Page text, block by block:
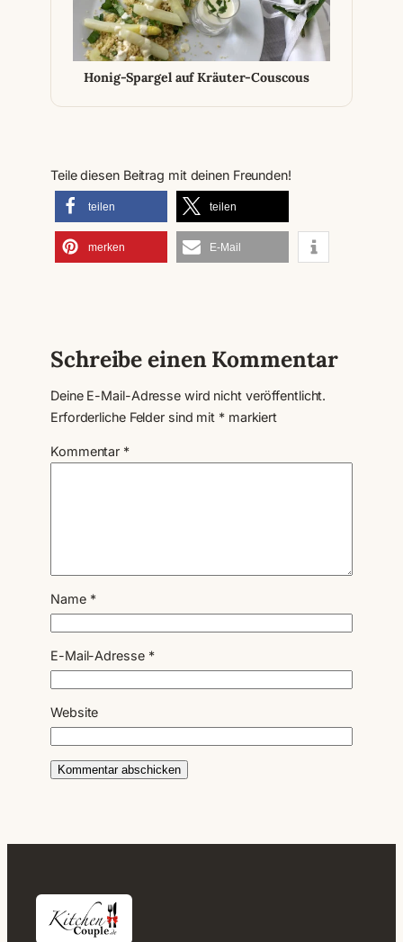
Honig-Spargel auf Kräuter-Couscous
Teile diesen Beitrag mit deinen Freunden!
teilen teilen
merken E-Mail
Schreibe einen Kommentar
Deine E-Mail-Adresse wird nicht veröffentlicht.
Erforderliche Felder sind mit *markiert
Kommentar *
Name *
E-Mail-Adresse *
Website